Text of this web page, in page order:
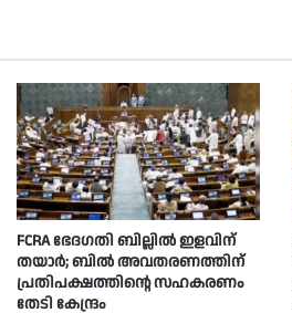
FCRA ഭേദഗതി ബില്ലിൽ ഇളവിന്
തയാർ; ബിൽ അവതരണത്തിന്
പ്രതിപക്ഷത്തിന്റെ സഹകരണം
തേടി കേന്ദ്രം